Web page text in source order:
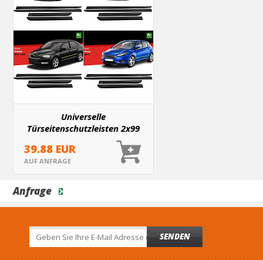
Universelle
Türseitenschutzleisten 2x99
39.88 EUR
AUF ANFRAGE
Anfrage
SENDEN